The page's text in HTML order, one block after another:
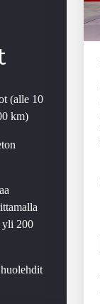
(alle 10
km)
yli 200